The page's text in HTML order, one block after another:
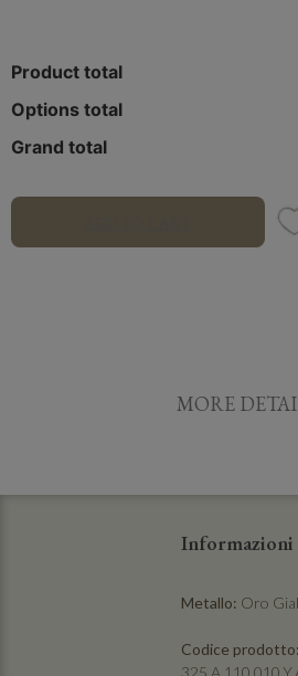
Product total
Options total
Grand total
MORE
Informazioni
Metallo: Oro
Codice prodotto: